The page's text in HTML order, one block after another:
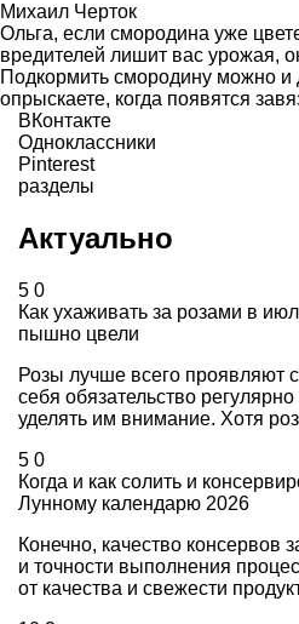
Михаил Черток
Ольга, если смородина уже
вредителей лишит вас урожая,
Подкормить смородину можно
опрыскаете, когда появятся
ВКонтакте
Одноклассники
Pinterest
разделы
Актуально
5 0
Как ухаживать за розами в
пышно цвели
Розы лучше всего проявляют
себя обязательство
уделять им внимание. Хотя
5 0
Когда и как солить и
Лунному календарю 2026
Конечно, качество консервов
и точности выполнения
от качества и свежести